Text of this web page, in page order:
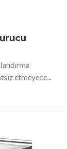
etmeyece...